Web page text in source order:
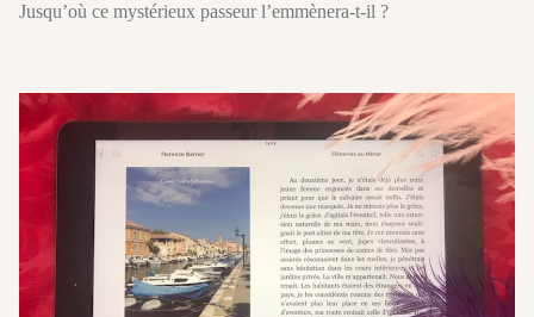
Jusqu’où ce mystérieux passeur l’emmènera-t-il ?